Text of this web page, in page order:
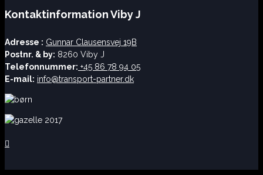
Kontaktinformation Viby J
Adresse : Gunnar Clausensvej 19B
Postnr. & by: 8260 Viby J
Telefonnummer: +45 86 78 94 05
E-mail: info@transport-partner.dk
